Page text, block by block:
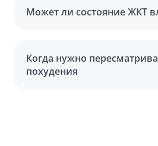
Может ли состояние ЖКТ
Когда нужно
похудения